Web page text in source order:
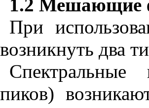
1.2 Мешающие
При
возникнуть два
Спектральные
пиков)